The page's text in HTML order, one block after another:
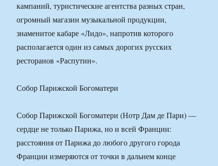
кампаний, туристические агентства разных стран,
огромный магазин музыкальной продукции,
знаменитое кабаре «Лидо», напротив которого
располагается один из самых дорогих русских
ресторанов «Распутин».
Собор Парижской Богоматери
Собор Парижской Богоматери (Нотр Дам де Пари) —
сердце не только Парижа, но и всей Франции:
расстояния от Парижа до любого другого города
Франции измеряются от точки в дальнем конце